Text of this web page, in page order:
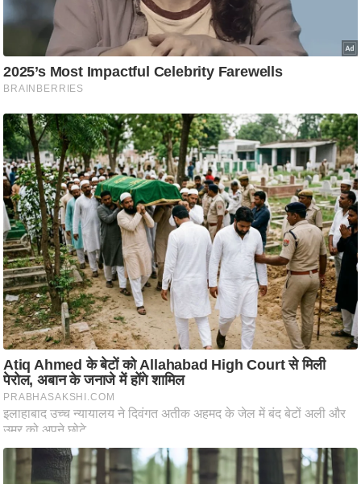
ज
ति
वि
ष
ण
स
म
सा
म
यि
क
मा
तृ
भू
मि
स्तं
भ
ए
म